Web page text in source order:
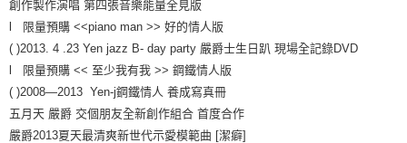
創作製作演唱 第四張音樂能量全見版
l 限量預購 <<piano man >> 好的情人版
( )2013. 4 .23 Yen jazz B- day party 嚴爵士生日趴 現場全記錄DVD
l 限量預購 << 至少我有我 >> 鋼鐵情人版
( )2008—2013 Yen-j鋼鐵情人 養成寫真冊
五月天 嚴爵 交個朋友全新創作組合 首度合作
嚴爵2013夏天最清爽新世代示愛模範曲 [潔癖]